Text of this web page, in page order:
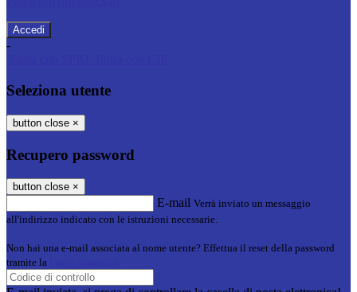
-
Seleziona utente
button close ×
Recupero password
button close ×
E-mail Verrà inviato un messaggio
all'indirizzo indicato con le istruzioni necessarie.
Non hai una e-mail associata al nome utente? Effettua il reset della password
tramite la